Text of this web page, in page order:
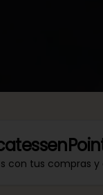
con tus compras